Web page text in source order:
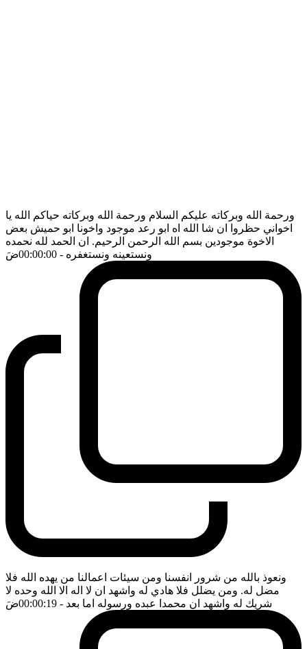
ورحمة الله وبركاته عليكم السلام ورحمة الله وبركاته حياكم الله يا
اخواني حظروا ان شا الله اه ابو رعد موجود واخونا ابو حميش بعض
الاخوة موجودين بسم الله الرحمن الرحيم. ان الحمد لله نحمده
ونستعينه ونستغفره - 00:00:00 ضَ
ونعوذ بالله من شرور انفسنا ومن سيئات اعمالنا من يهده الله فلا
مضل له. ومن يضلل فلا هادي له واشهد ان لا اله الا الله وحده لا
شريك له واشهد ان محمدا عبده ورسوله اما بعد - 00:00:19 ضَ